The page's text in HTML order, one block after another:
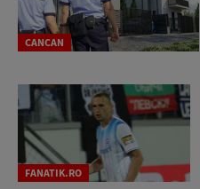
CANCAN
FANATIK.RO